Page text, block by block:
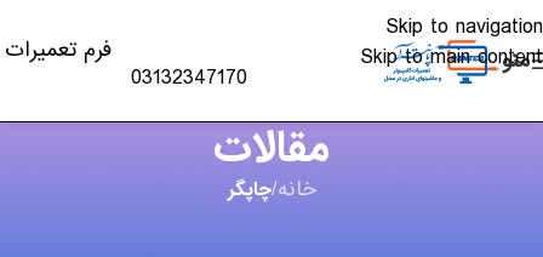
Skip to navigation
Skip to main content
منو
03132347170
فرم تعمیرات
مقالات
خانه/چاپگر